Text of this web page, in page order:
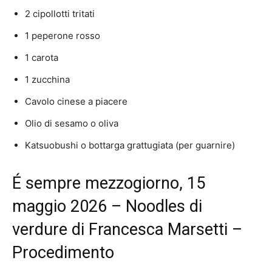
2 cipollotti tritati
1 peperone rosso
1 carota
1 zucchina
Cavolo cinese a piacere
Olio di sesamo o oliva
Katsuobushi o bottarga grattugiata (per guarnire)
É sempre mezzogiorno, 15
maggio 2026 – Noodles di
verdure di Francesca Marsetti –
Procedimento